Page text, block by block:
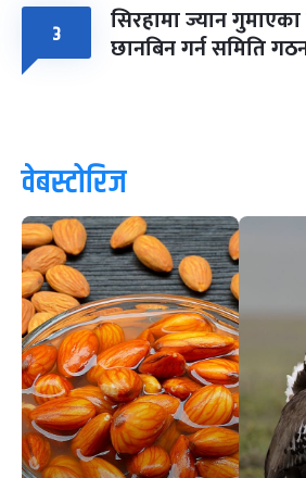
३ सिरहामा ज्यान
छानबिन गर्न समिति
वेबस्टोरिज